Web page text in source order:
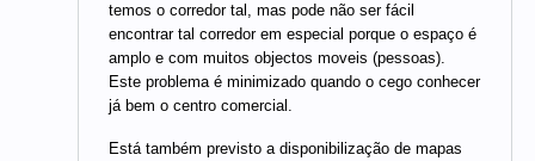
temos o corredor tal, mas pode não ser fácil
encontrar tal corredor em especial porque o espaço é
amplo e com muitos objectos moveis (pessoas).
Este problema é minimizado quando o cego conhecer
já bem o centro comercial.
Está também previsto a disponibilização de mapas